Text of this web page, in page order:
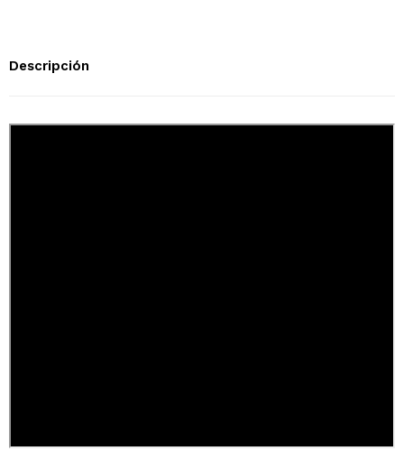
Descripción